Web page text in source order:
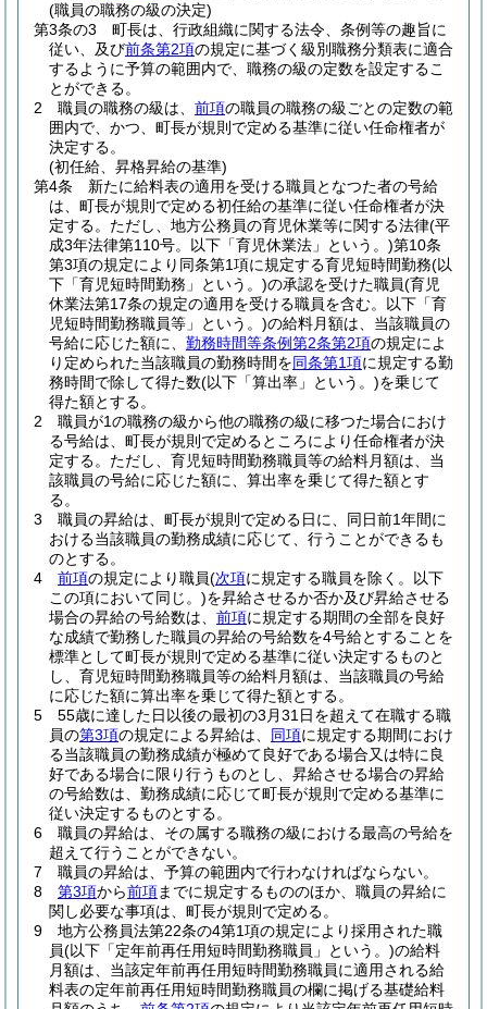
(職員の職務の級の決定)
第3条の3
町長は、行政組織に関する法令、条例等の趣旨に
従い、及び前条第2項の規定に基づく級別職務分類表に適合
するように予算の範囲内で、職務の級の定数を設定するこ
とができる。
2
職員の職務の級は、 前項の職員の職務の級ごとの定数の範
囲内で、かつ、町長が規則で定める基準に従い任命権者が
決定する。
(初任給、昇格昇給の基準)
第4条
新たに給料表の適用を受ける職員となつた者の号給
は、町長が規則で定める初任給の基準に従い任命権者が決
定する。 ただし、地方公務員の育児休業等に関する法律(平
成3年法律第110号。以下「育児休業法」という。)第10条
第3項の規定により同条第1項に規定する育児短時間勤務(以
下「育児短時間勤務」という。)の承認を受けた職員(育児
休業法第17条の規定の適用を受ける職員を含む。以下「育
児短時間勤務職員等」という。)の給料月額は、当該職員の
号給に応じた額に、 勤務時間等条例第2条第2項の規定によ
り定められた当該職員の勤務時間を同条第1項に規定する勤
務時間で除して得た数(以下「算出率」という。)を乗じて
得た額とする。
2
職員が1の職務の級から他の職務の級に移つた場合におけ
る号給は、町長が規則で定めるところにより任命権者が決
定する。 ただし、育児短時間勤務職員等の給料月額は、当
該職員の号給に応じた額に、算出率を乗じて得た額とす
る。
3
職員の昇給は、町長が規則で定める日に、同日前1年間に
おける当該職員の勤務成績に応じて、行うことができるも
のとする。
4
前項の規定により職員(次項に規定する職員を除く。以下
この項において同じ。)を昇給させるか否か及び昇給させる
場合の昇給の号給数は、 前項に規定する期間の全部を良好
な成績で勤務した職員の昇給の号給数を4号給とすることを
標準として町長が規則で定める基準に従い決定するものと
し、育児短時間勤務職員等の給料月額は、当該職員の号給
に応じた額に算出率を乗じて得た額とする。
5
55歳に達した日以後の最初の3月31日を超えて在職する職
員の第3項の規定による昇給は、 同項に規定する期間におけ
る当該職員の勤務成績が極めて良好である場合又は特に良
好である場合に限り行うものとし、昇給させる場合の昇給
の号給数は、勤務成績に応じて町長が規則で定める基準に
従い決定するものとする。
6
職員の昇給は、その属する職務の級における最高の号給を
超えて行うことができない。
7
職員の昇給は、予算の範囲内で行わなければならない。
8
第3項から前項までに規定するもののほか、職員の昇給に
関し必要な事項は、町長が規則で定める。
9
地方公務員法第22条の4第1項の規定により採用された職
員(以下「定年前再任用短時間勤務職員」という。)の給料
月額は、当該定年前再任用短時間勤務職員に適用される給
料表の定年前再任用短時間勤務職員の欄に掲げる基礎給料